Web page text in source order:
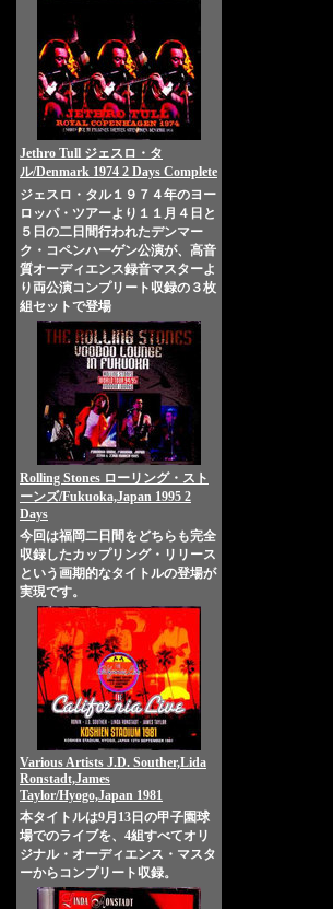
Jethro Tull ジェスロ・タ
ル/Denmark 1974 2 Days Complete
ジェスロ・タル１９７４年のヨー
ロッパ・ツアーより１１月４日と
５日の二日間行われたデンマー
ク・コペンハーゲン公演が、高音
質オーディエンス録音マスターよ
り両公演コンプリート収録の３枚
組セットで登場
Rolling Stones ローリング・スト
ーンズ/Fukuoka,Japan 1995 2
Days
今回は福岡二日間をどちらも完全
収録したカップリング・リリース
という画期的なタイトルの登場が
実現です。
Various Artists J.D. Souther,Lida
Ronstadt,James
Taylor/Hyogo,Japan 1981
本タイトルは9月13日の甲子園球
場でのライブを、4組すべてオリ
ジナル・オーディエンス・マスタ
ーからコンプリート収録。